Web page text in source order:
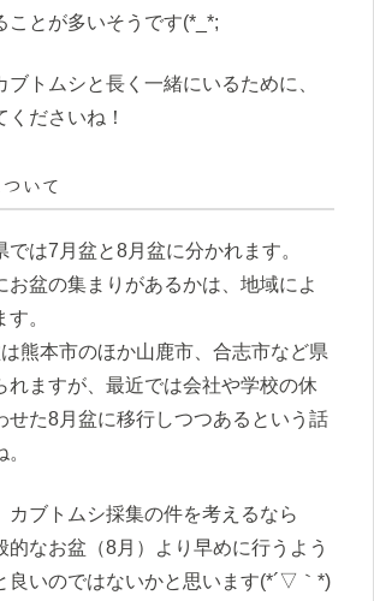
ことが多いそうです(*_*;
ブトムシと長く一緒にいるために、
ださいね！
いて
では7月盆と8月盆に分かれます。
お盆の集まりがあるかは、地域によ
。
熊本市のほか山鹿市、合志市など県
れますが、最近では会社や学校の休
せた8月盆に移行しつつあるという話
カブトムシ採集の件を考えるなら
的なお盆（8月）より早めに行うよう
良いのではないかと思います(*´▽｀*)